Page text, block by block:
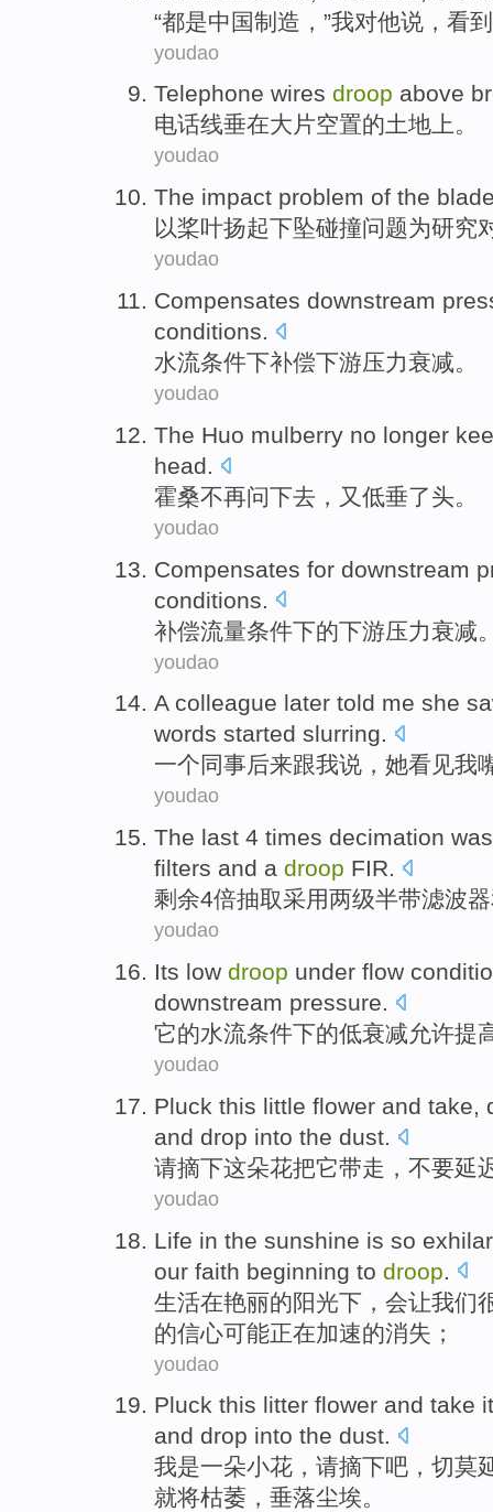
“都是中国制造，”我对他说， 看到
youdao
Telephone wires droop above
电话线垂在大片空置的土地上。
youdao
The impact problem of the
以桨叶扬起下坠碰撞问题为研究
youdao
Compensates downstream
conditions.
水流条件下补偿下游压力衰减。
youdao
The Huo mulberry no longer
head.
霍桑不再问下去 ， 又 低垂了头。
youdao
Compensates for downstream
conditions
补偿流量条件下的下游压力衰减
youdao
A colleague later told me she
words started slurring.
一个同事后来跟我说， 她看见我
youdao
The last 4 times decimation was
filters and a droop FIR.
剩余4倍抽取采用两级半带滤波器
youdao
Its low droop under flow
downstream pressure.
它的水流条件下的低衰减允许提
youdao
Pluck this little flower and take,
and drop into the dust.
请摘下这朵花把它带走，不要延
youdao
Life in the sunshine is so
our faith beginning to droop
生活在艳丽的阳光下，会让我们
的信心可能正在加速的消失；
youdao
Pluck this litter flower and take
and drop into the dust.
我是一朵小花 ， 请摘下吧，切莫
就将枯萎 ，垂落尘埃。